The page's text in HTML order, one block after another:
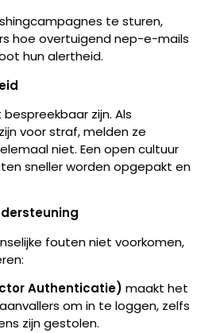
te sturen,
hoe overtuigend nep-e-mails
hun alertheid.
zijn. Als
voor straf, melden ze
niet. Een open cultuur
sneller worden opgepakt en
fouten niet voorkomen,
Authenticatie) maakt het
om in te loggen, zelfs
zijn gestolen.